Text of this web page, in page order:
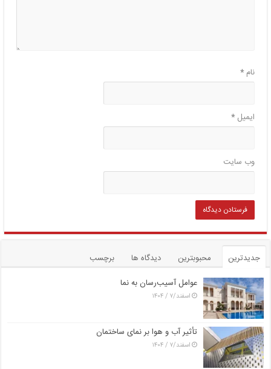
نام*
ایمیل*
وب‌ سایت
جدیدترین محبوبترین دیدگاه ها
برچسب
عوامل آسیب‌رسان به نما
اسفند/۷ / ۱۴۰۴
تأثیر آب و هوا بر نمای ساختمان
اسفند/۷ / ۱۴۰۴